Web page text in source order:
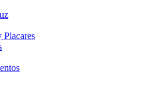
Placares